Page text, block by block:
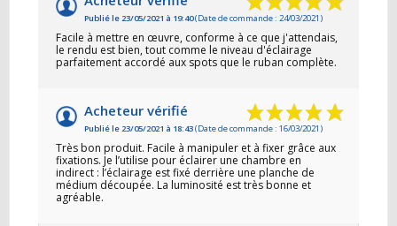
Publié le 23/05/2021 à 19:40(Date de commande : 24/03/2021)
Facile à mettre en œuvre, conforme à ce que j'attendais,
le rendu est bien, tout comme le niveau d'éclairage
parfaitement accordé aux spots que le ruban complète.
Acheteur vérifié
Publié le 23/05/2021 à 18:43(Date de commande : 16/03/2021)
Très bon produit. Facile à manipuler et à fixer grâce aux
fixations. Je l’utilise pour éclairer une chambre en
indirect : l’éclairage est fixé derrière une planche de
médium découpée. La luminosité est très bonne et
agréable.